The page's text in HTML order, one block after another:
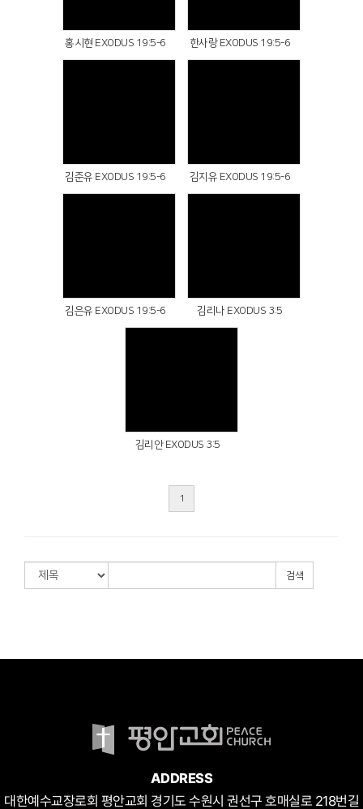
홍시현 EXODUS 19:5-6 한사랑 EXODUS 19:5-6
김준유 EXODUS 19:5-6 김지유 EXODUS 19:5-6
김은유 EXODUS 19:5-6 김리나 EXODUS 3:5
김리안 EXODUS 3:5
1
검색
ADDRESS
대한예수교장로회 평안교회 경기도 수원시 권선구 호매실로 218번길